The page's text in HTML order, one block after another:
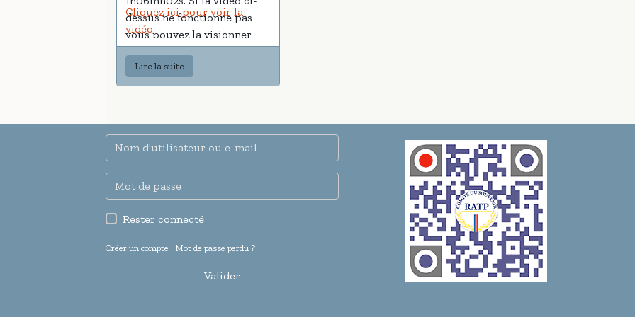
dessus ne fonctionne pas
vous pouvez la visionner
sur le site de TF1 :
Cliquez ici pour voir la
vidéo.
Lire la suite
Rester connecté
Créer un compte | Mot de passe perdu ?
Valider